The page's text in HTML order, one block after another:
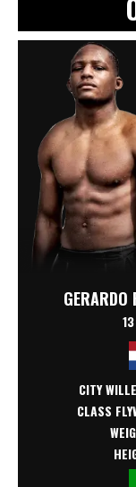
GERARDO
CITY
CLASS